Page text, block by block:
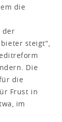
die
der
steigt“,
Die
die
Frust in
im